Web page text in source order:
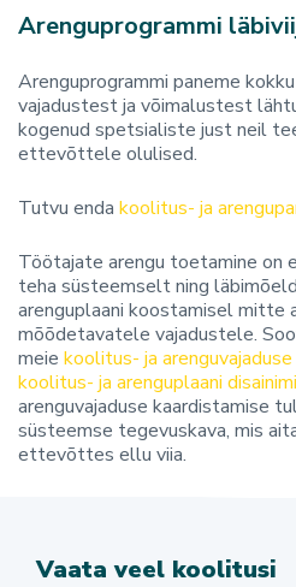
Arenguprogrammi
Arenguprogrammi paneme
vajadustest ja võimalustest
kogenud spetsialiste just neil
ettevõttele olulised.
Tutvu enda koolitus- ja
Töötajate arengu toetamine on
teha süsteemselt ning
arenguplaani koostamisel mitte
mõõdetavatele vajadustele.
meie koolitus- ja
koolitus- ja arenguplaani
arenguvajaduse kaardistamise
süsteemse tegevuskava, mis
ettevõttes ellu viia.
Vaata veel koolitusi